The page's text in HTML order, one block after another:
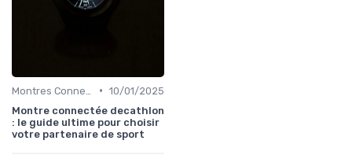
• 10/01/2025
Montre connectée decathlon
: le guide ultime pour choisir
votre partenaire de sport